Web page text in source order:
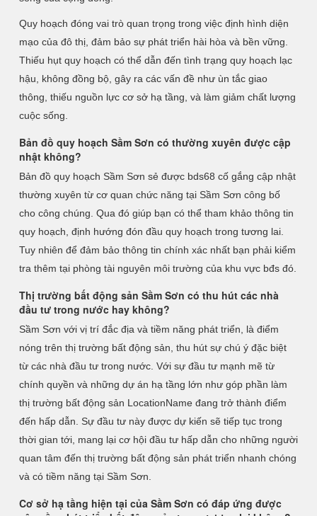
Quy hoạch đóng vai trò quan trọng trong việc định hình diện
mạo của đô thị, đảm bảo sự phát triển hài hòa và bền vững.
Thiếu hụt quy hoạch có thể dẫn đến tình trạng quy hoạch lạc
hậu, không đồng bộ, gây ra các vấn đề như ùn tắc giao
thông, thiếu nguồn lực cơ sở hạ tầng, và làm giảm chất lượng
cuộc sống.
Bản đồ quy hoạch Sầm Sơn có thường xuyên được cập
nhật không?
Bản đồ quy hoạch Sầm Sơn sẻ được bds68 cố gắng cập nhật
thường xuyên từ cơ quan chức năng tại Sầm Sơn công bố
cho công chúng. Qua đó giúp bạn có thể tham khảo thông tin
quy hoạch, định hướng đón đầu quy hoạch trong tương lai.
Tuy nhiên để đảm bảo thông tin chính xác nhất bạn phải kiểm
tra thêm tại phòng tài nguyên môi trường của khu vực bđs đó.
Thị trường bất động sản Sầm Sơn có thu hút các nhà
đầu tư trong nước hay không?
Sầm Sơn với vị trí đắc địa và tiềm năng phát triển, là điểm
nóng trên thị trường bất động sản, thu hút sự chú ý đặc biệt
từ các nhà đầu tư trong nước. Với sự đầu tư mạnh mẽ từ
chính quyền và những dự án hạ tầng lớn như góp phần làm
thị trường bất động sản LocationName đang trở thành điểm
đến hấp dẫn. Sự đầu tư này được dự kiến sẽ tiếp tục trong
thời gian tới, mang lại cơ hội đầu tư hấp dẫn cho những người
quan tâm đến thị trường bất động sản phát triển nhanh chóng
và có tiềm năng tại Sầm Sơn.
Cơ sở hạ tầng hiện tại của Sầm Sơn có đáp ứng được